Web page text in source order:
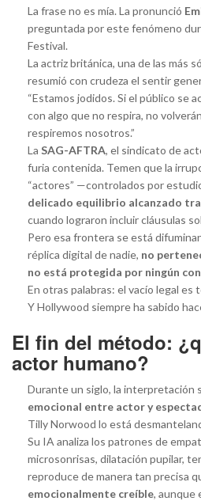
La frase no es mía. La pronunció
preguntada por este fenómeno
Festival.
La actriz británica, una de las más
resumió con crudeza el sentir
“Estamos jodidos. Si el público se
con algo que no respira, no
respiremos nosotros.”
La SAG-AFTRA, el sindicato de
furia contenida. Temen que la
“actores” —controlados por
delicado equilibrio alcanzado
cuando lograron incluir cláusulas
Pero esa frontera se está
réplica digital de nadie, no
no está protegida por ningún
En otras palabras: el vacío legal es
Y Hollywood siempre ha sabido
El fin del método:
actor humano?
Durante un siglo, la interpretación
emocional entre actor y
Tilly Norwood lo está
Su IA analiza los patrones de
microsonrisas, dilatación pupilar,
reproduce de manera tan precisa
emocionalmente creíble, aunque